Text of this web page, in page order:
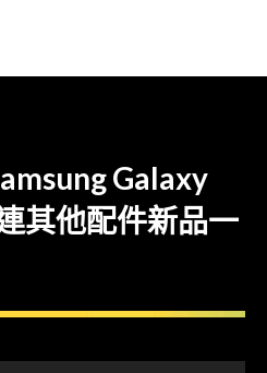
Galaxy
其他配件新品一